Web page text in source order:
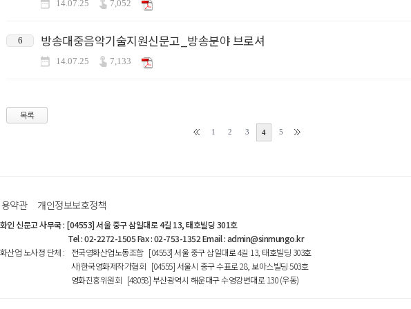
14.07.25 7,052
6 방송대중음악기술지원신문고_방송분야 브로셔
14.07.25 7,133
목록
1 2 3 4 5
약관 개인정보보호정책
인 신문고 사무국: [04553] 서울 중구 삼일대로 4길 13, 태호빌딩 301호
Tel : 02-2272-1505 Fax : 02-753-1352 Email : admin@sinmungo.kr
산업 노사정 단체 :
전국영화산업노동조합 [04553] 서울 중구 삼일대로 4길 13, 태호빌딩 303호
사)한국영화제작가협회 [04555] 서울시 중구 수표로 28, 보아스빌딩 503호
영화진흥위원회 [48058] 부산광역시 해운대구 수영강변대로 130 (우동)